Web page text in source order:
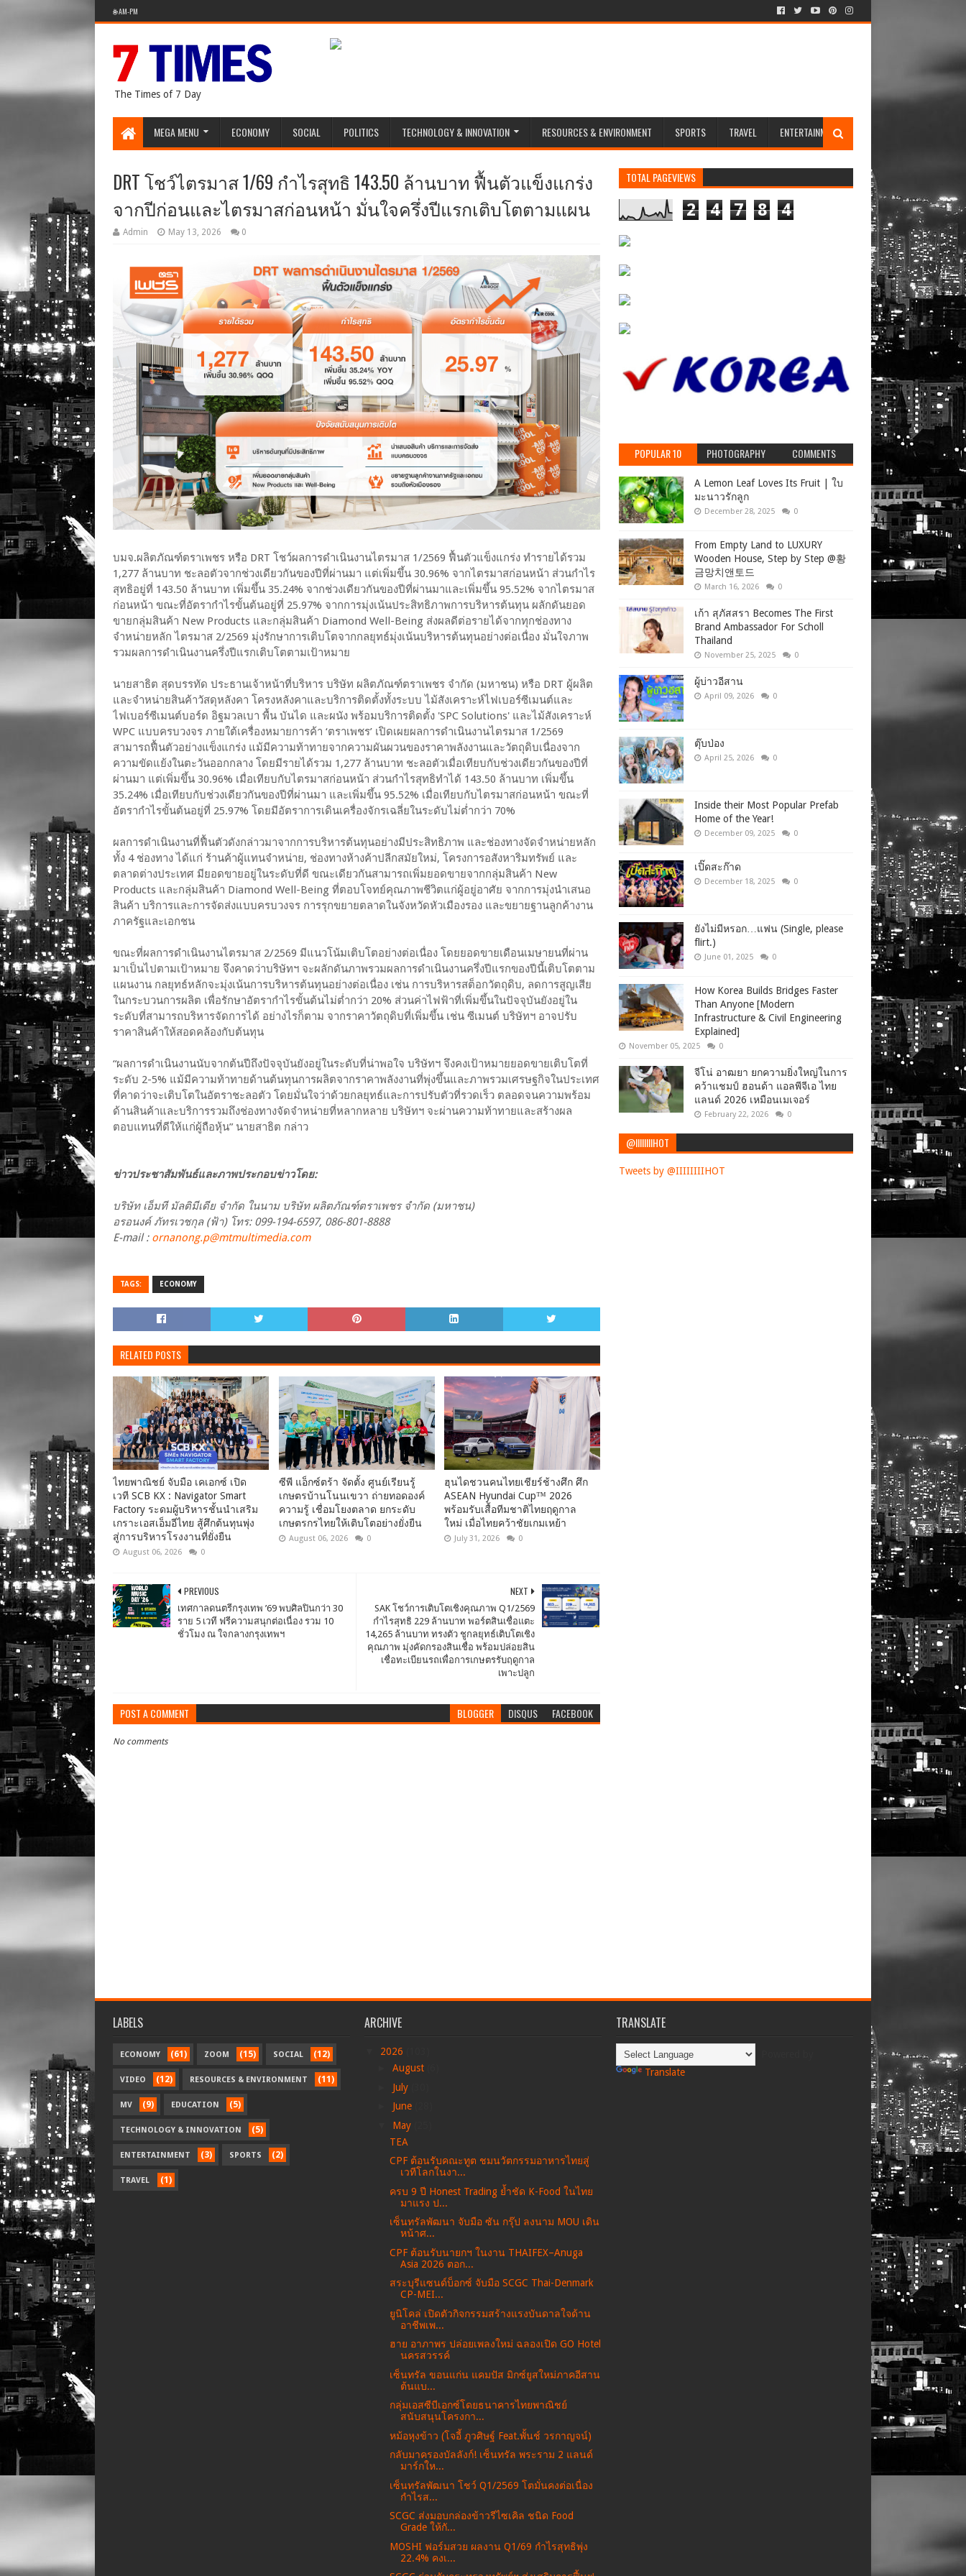
🌐 AM-PM
The Times of 7 Day
MEGA MENU ECONOMY SOCIAL POLITICS TECHNOLOGY & INNOVATION RESOURCES & ENVIRONMENT SPORTS TRAVEL ENTERTAINMENT
DRT โชว์ไตรมาส 1/69 กำไรสุทธิ 143.50 ล้านบาท ฟื้นตัวแข็งแกร่ง
จากปีก่อนและไตรมาสก่อนหน้า มั่นใจครึ่งปีแรกเติบโตตามแผน
Admin May 13, 2026 0
บมจ.ผลิตภัณฑ์ตราเพชร หรือ DRT โชว์ผลการดำเนินงานไตรมาส 1/2569 ฟื้นตัวแข็งแกร่ง ทำรายได้รวม
1,277 ล้านบาท ชะลอตัวจากช่วงเดียวกันของปีที่ผ่านมา แต่เพิ่มขึ้น 30.96% จากไตรมาสก่อนหน้า ส่วนกำไร
สุทธิอยู่ที่ 143.50 ล้านบาท เพิ่มขึ้น 35.24% จากช่วงเดียวกันของปีที่ผ่านมาและเพิ่มขึ้น 95.52% จากไตรมาส
ก่อนหน้า ขณะที่อัตรากำไรขั้นต้นอยู่ที่ 25.97% จากการมุ่งเน้นประสิทธิภาพการบริหารต้นทุน ผลักดันยอด
ขายกลุ่มสินค้า New Products และกลุ่มสินค้า Diamond Well-Being ส่งผลดีต่อรายได้จากทุกช่องทาง
จำหน่ายหลัก ไตรมาส 2/2569 มุ่งรักษาการเติบโตจากกลยุทธ์มุ่งเน้นบริหารต้นทุนอย่างต่อเนื่อง มั่นใจภาพ
รวมผลการดำเนินงานครึ่งปีแรกเติบโตตามเป้าหมาย
นายสาธิต สุดบรรทัด ประธานเจ้าหน้าที่บริหาร บริษัท ผลิตภัณฑ์ตราเพชร จำกัด (มหาชน) หรือ DRT ผู้ผลิต
และจำหน่ายสินค้าวัสดุหลังคา โครงหลังคาและบริการติดตั้งทั้งระบบ ไม้สังเคราะห์ไฟเบอร์ซีเมนต์และ
ไฟเบอร์ซีเมนต์บอร์ด อิฐมวลเบา พื้น บันได และผนัง พร้อมบริการติดตั้ง 'SPC Solutions' และไม้สังเคราะห์
WPC แบบครบวงจร ภายใต้เครื่องหมายการค้า ‘ตราเพชร’ เปิดเผยผลการดำเนินงานไตรมาส 1/2569
สามารถฟื้นตัวอย่างแข็งแกร่ง แม้มีความท้าทายจากความผันผวนของราคาพลังงานและวัตถุดิบเนื่องจาก
ความขัดแย้งในตะวันออกกลาง โดยมีรายได้รวม 1,277 ล้านบาท ชะลอตัวเมื่อเทียบกับช่วงเดียวกันของปีที่
ผ่านมา แต่เพิ่มขึ้น 30.96% เมื่อเทียบกับไตรมาสก่อนหน้า ส่วนกำไรสุทธิทำได้ 143.50 ล้านบาท เพิ่มขึ้น
35.24% เมื่อเทียบกับช่วงเดียวกันของปีที่ผ่านมา และเพิ่มขึ้น 95.52% เมื่อเทียบกับไตรมาสก่อนหน้า ขณะที่
อัตรากำไรขั้นต้นอยู่ที่ 25.97% โดยมีอัตราการเดินเครื่องจักรเฉลี่ยในระดับไม่ต่ำกว่า 70%
​ผลการดำเนินงานที่ฟื้นตัวดังกล่าวมาจากการบริหารต้นทุนอย่างมีประสิทธิภาพ และช่องทางจัดจำหน่ายหลัก
ทั้ง 4 ช่องทาง ได้แก่ ร้านค้าผู้แทนจำหน่าย, ช่องทางห้างค้าปลีกสมัยใหม่, โครงการอสังหาริมทรัพย์ และ
ตลาดต่างประเทศ มียอดขายอยู่ในระดับที่ดี ขณะเดียวกันสามารถเพิ่มยอดขายจากกลุ่มสินค้า New
Products และกลุ่มสินค้า Diamond Well-Being ที่ตอบโจทย์คุณภาพชีวิตแก่ผู้อยู่อาศัย จากการมุ่งนำเสนอ
สินค้า บริการและการจัดส่งแบบครบวงจร การรุกขยายตลาดในจังหวัดหัวเมืองรอง และขยายฐานลูกค้างาน
ภาครัฐและเอกชน
ขณะที่ผลการดำเนินงานไตรมาส 2/2569 มีแนวโน้มเติบโตอย่างต่อเนื่อง โดยยอดขายเดือนเมษายนที่ผ่าน
มาเป็นไปตามเป้าหมาย จึงคาดว่าบริษัทฯ จะผลักดันภาพรวมผลการดำเนินงานครึ่งปีแรกของปีนี้เติบโตตาม
แผนงาน กลยุทธ์หลักจะมุ่งเน้นการบริหารต้นทุนอย่างต่อเนื่อง เช่น การบริหารสต็อกวัตถุดิบ, ลดการสูญเสีย
ในกระบวนการผลิต เพื่อรักษาอัตรากำไรขั้นต้นไม่ต่ำกว่า 20% ส่วนค่าไฟฟ้าที่เพิ่มขึ้นในปัจจุบันยังอยู่ใน
ระดับที่สามารถบริหารจัดการได้ อย่างไรก็ตาม จากราคาวัตถุดิบที่เพิ่มขึ้น เช่น ซีเมนต์ บริษัทฯ อาจปรับ
ราคาสินค้าให้สอดคล้องกับต้นทุน
“ผลการดำเนินงานนับจากต้นปีถึงปัจจุบันยังอยู่ในระดับที่น่าพอใจ บริษัทฯ จึงคงเป้าหมายยอดขายเติบโตที่
ระดับ 2-5% แม้มีความท้าทายด้านต้นทุนการผลิตจากราคาพลังงานที่พุ่งขึ้นและภาพรวมเศรษฐกิจในประเทศ
ที่คาดว่าจะเติบโตในอัตราชะลอตัว โดยมั่นใจว่าด้วยกลยุทธ์และการปรับตัวที่รวดเร็ว ตลอดจนความพร้อม
ด้านสินค้าและบริการรวมถึงช่องทางจัดจำหน่ายที่หลากหลาย บริษัทฯ จะผ่านความท้าทายและสร้างผล
ตอบแทนที่ดีให้แก่ผู้ถือหุ้น” นายสาธิต กล่าว
ข่าวประชาสัมพันธ์และภาพประกอบข่าวโดย:
บริษัท เอ็มที มัลติมีเดีย จำกัด ในนาม บริษัท ผลิตภัณฑ์ตราเพชร จำกัด (มหาชน)
อรอนงค์ ภัทรเวชกุล (ฟ้า) โทร: 099-194-6597, 086-801-8888
E-mail : ornanong.p@mtmultimedia.com
TAGS: ECONOMY
RELATED POSTS
ไทยพาณิชย์ จับมือ เคเอกซ์ เปิด
เวที SCB KX : Navigator Smart
Factory ระดมผู้บริหารชั้นนำเสริม
เกราะเอสเอ็มอีไทย สู้ศึกต้นทุนพุ่ง
สู่การบริหารโรงงานที่ยั่งยืน
August 06, 2026 0
ซีพี แอ็กซ์ตร้า จัดตั้ง ศูนย์เรียนรู้
เกษตรบ้านโนนเขวา ถ่ายทอดองค์
ความรู้ เชื่อมโยงตลาด ยกระดับ
เกษตรกรไทยให้เติบโตอย่างยั่งยืน
August 06, 2026 0
ฮุนไดชวนคนไทยเชียร์ช้างศึก ศึก
ASEAN Hyundai Cup™ 2026
พร้อมรับเสื้อทีมชาติไทยฤดูกาล
ใหม่ เมื่อไทยคว้าชัยเกมเหย้า
July 31, 2026 0
NEXT
SAK โชว์การเติบโตเชิงคุณภาพ Q1/2569
กำไรสุทธิ 229 ล้านบาท พอร์ตสินเชื่อแตะ
14,265 ล้านบาท ทรงตัว ชูกลยุทธ์เติบโตเชิง
คุณภาพ มุ่งคัดกรองสินเชื่อ พร้อมปล่อยสิน
เชื่อทะเบียนรถเพื่อการเกษตรรับฤดูกาล
เพาะปลูก
PREVIOUS
เทศกาลดนตรีกรุงเทพ ’69 พบศิลปินกว่า 30
ราย 5 เวที ฟรีความสนุกต่อเนื่อง รวม 10
ชั่วโมง ณ ใจกลางกรุงเทพฯ
POST A COMMENT BLOGGER DISQUS FACEBOOK
No comments
TOTAL PAGEVIEWS
2 4 7 8 4
POPULAR 10 PHOTOGRAPHY COMMENTS
A Lemon Leaf Loves Its Fruit | ใบ
มะนาวรักลูก
December 28, 2025 0
From Empty Land to LUXURY
Wooden House, Step by Step ‪@황
금망치앤토드
March 16, 2026 0
เก้า สุภัสสรา Becomes The First
Brand Ambassador For Scholl
Thailand
November 25, 2025 0
ผู้บ่าวอีสาน
April 09, 2026 0
ตุ๊บป่อง
April 25, 2026 0
Inside their Most Popular Prefab
Home of the Year!
December 09, 2025 0
เปิ๊ดสะก๊าด
December 18, 2025 0
ยังไม่มีหรอก…แฟน (Single, please
flirt.)
June 01, 2025 0
How Korea Builds Bridges Faster
Than Anyone [Modern
Infrastructure & Civil Engineering
Explained]
November 05, 2025 0
จีโน่ อาฒยา ยกความยิ่งใหญ่ในการ
คว้าแชมป์ ฮอนด้า แอลพีจีเอ ไทย
แลนด์ 2026 เหมือนเมเจอร์
February 22, 2026 0
@IIIIIIIIHOT
Tweets by @IIIIIIIIHOT
LABELS
ECONOMY (61) ZOOM (15) SOCIAL (12)
VIDEO (12) RESOURCES & ENVIRONMENT (11)
MV (9) EDUCATION (5)
TECHNOLOGY & INNOVATION (5)
ENTERTAINMENT (3) SPORTS (2)
TRAVEL (1)
ARCHIVE
2026
August
July
June
May
TEA
CPF ต้อนรับคณะทูต ชมนวัตกรรมอาหารไทยสู่
เวทีโลกในงา...
ครบ 9 ปี Honest Trading ย้ำชัด K-Food ในไทย
มาแรง ป...
เซ็นทรัลพัฒนา จับมือ ซัน กรุ๊ป ลงนาม MOU เดิน
หน้าศ...
CPF ต้อนรับนายกฯ ในงาน THAIFEX–Anuga
Asia 2026 ตอก...
สระบุรีแซนด์บ็อกซ์ จับมือ SCGC Thai-Denmark
CP-MEI...
ยูนิโคล่ เปิดตัวกิจกรรมสร้างแรงบันดาลใจด้าน
อาชีพเพ...
ฮาย อาภาพร ปล่อยเพลงใหม่ ฉลองเปิด GO Hotel
นครสวรรค์
เซ็นทรัล ขอนแก่น แคมปัส มิกซ์ยูสใหม่ภาคอีสาน
ต้นแบ...
กลุ่มเอสซีบีเอกซ์โดยธนาคารไทยพาณิชย์
สนับสนุนโครงกา...
หม้อหุงข้าว (โจอี้ ภูวศิษฐ์ Feat.พั้นช์ วรกาญจน์)
กลับมาครองบัลลังก์! เซ็นทรัล พระราม 2 แลนด์
มาร์กให...
เซ็นทรัลพัฒนา โชว์ Q1/2569 โตมั่นคงต่อเนื่อง
กำไรส...
SCGC ส่งมอบกล่องข้าวรีไซเคิล ชนิด Food
Grade ให้กั...
MOSHI ฟอร์มสวย ผลงาน Q1/69 กำไรสุทธิพุ่ง
22.4% คงเ...
TRANSLATE
Translate